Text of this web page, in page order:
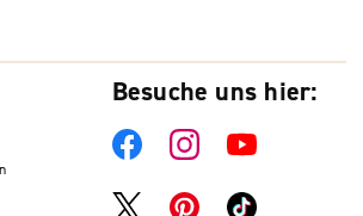
Besuche uns hier: